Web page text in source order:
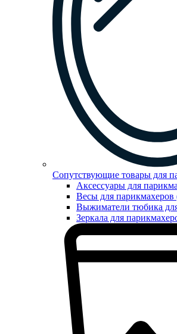
Сопутствующие товары для
Аксессуары для
Весы для парикмахеров
Выжиматели тюбика
Зеркала для